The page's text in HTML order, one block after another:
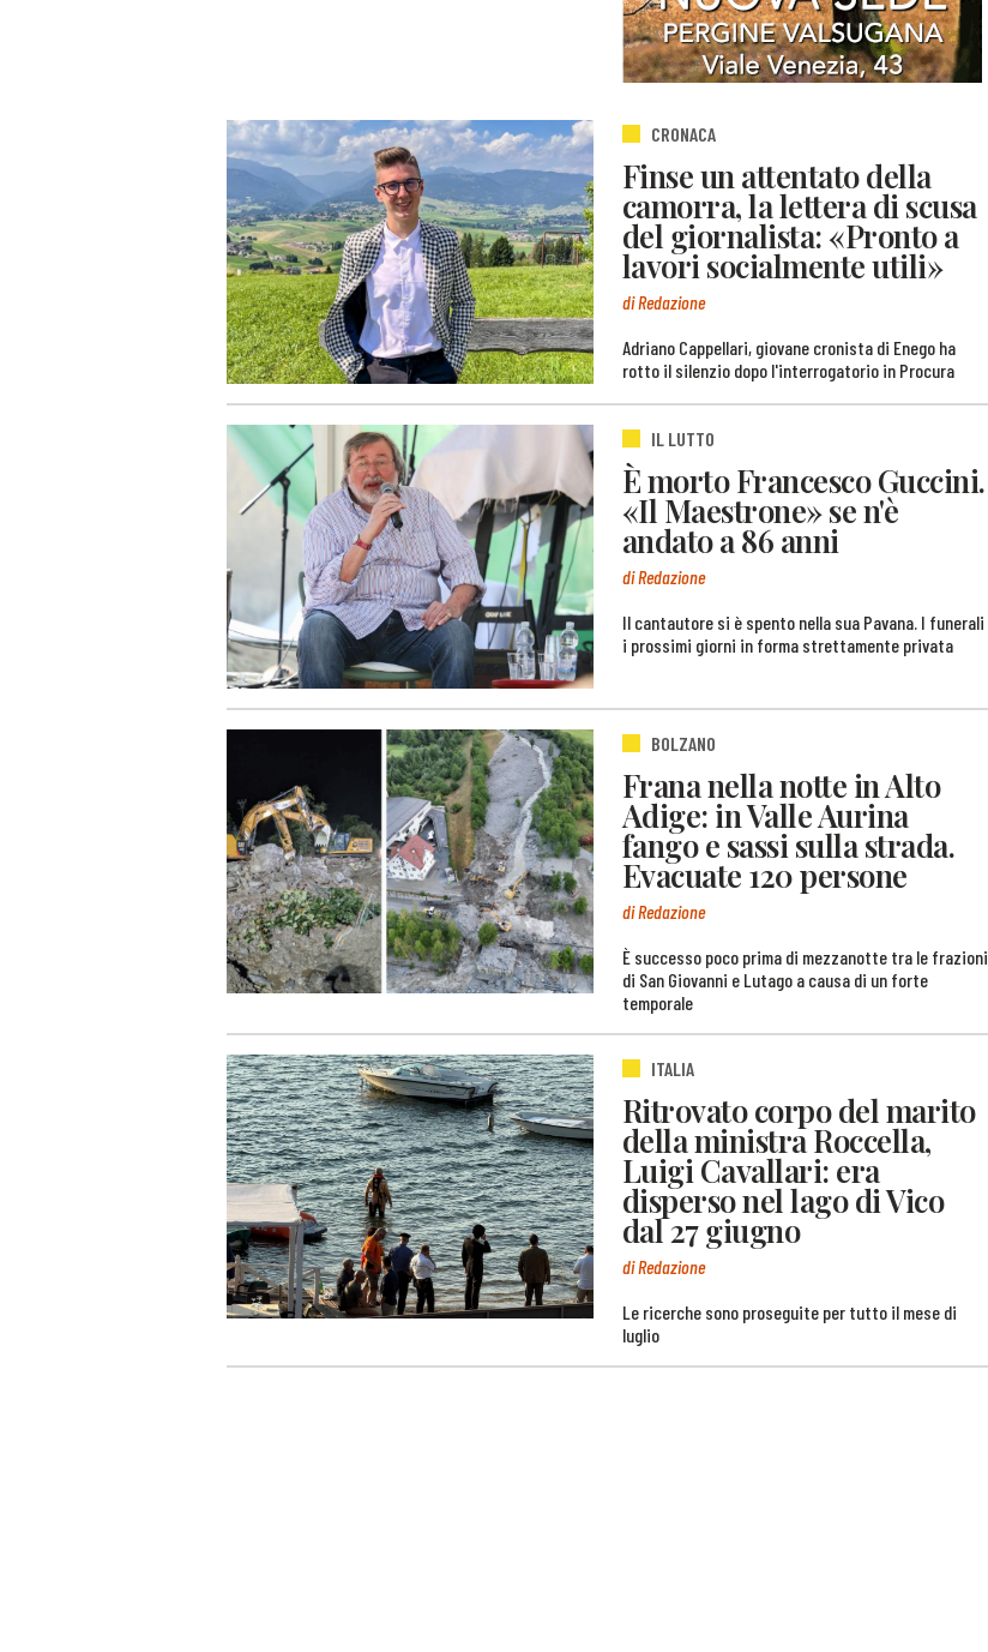
CRONACA
Finse un attentato della
camorra, la lettera di scusa
del giornalista: «Pronto a
lavori socialmente utili»
di Redazione
Adriano Cappellari, giovane cronista di Enego ha
rotto il silenzio dopo l'interrogatorio in Procura
IL LUTTO
È morto Francesco Guccini.
«Il Maestrone» se n'è
andato a 86 anni
di Redazione
Il cantautore si è spento nella sua Pavana. I funerali
i prossimi giorni in forma strettamente privata
BOLZANO
Frana nella notte in Alto
Adige: in Valle Aurina
fango e sassi sulla strada.
Evacuate 120 persone
di Redazione
È successo poco prima di mezzanotte tra le frazioni
di San Giovanni e Lutago a causa di un forte
temporale
ITALIA
Ritrovato corpo del marito
della ministra Roccella,
Luigi Cavallari: era
disperso nel lago di Vico
dal 27 giugno
di Redazione
Le ricerche sono proseguite per tutto il mese di
luglio